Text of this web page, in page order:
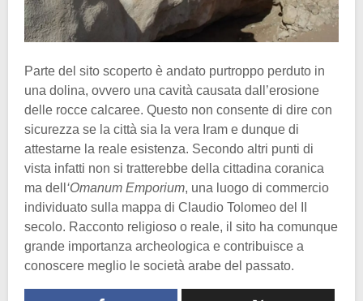
Parte del sito scoperto è andato purtroppo perduto in
una dolina, ovvero una cavità causata dall’erosione
delle rocce calcaree. Questo non consente di dire con
sicurezza se la città sia la vera Iram e dunque di
attestarne la reale esistenza. Secondo altri punti di
vista infatti non si tratterebbe della cittadina coranica
ma dell ‘Omanum Emporium, una luogo di commercio
individuato sulla mappa di Claudio Tolomeo del II
secolo. Racconto religioso o reale, il sito ha comunque
grande importanza archeologica e contribuisce a
conoscere meglio le società arabe del passato.